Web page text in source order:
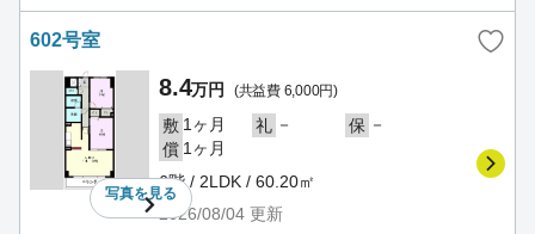
602号室
写真を見る
8.4万円 (共益費 6,000円)
敷 1ヶ月 礼 － 保 －
償 1ヶ月
6階 / 2LDK / 60.20㎡
2026/08/04 更新